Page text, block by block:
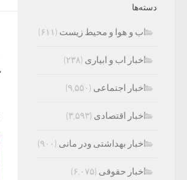
دسته‌ها
اب و هوا و محیط زیست (۶۱۱)
اخبار اب و ابیاری (۲۳۸)
اخبار اجتماعی (۹,۵۵۰)
اخبار اقتصادی (۳,۵۹۳)
اخبار بهداشتی ودر مانی (۹۰۰)
اخبار حقوقی (۶,۰۷۵)